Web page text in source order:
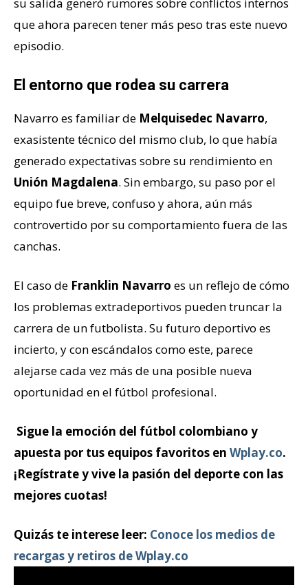
su salida generó rumores sobre conflictos internos
que ahora parecen tener más peso tras este nuevo
episodio.
El entorno que rodea su carrera
Navarro es familiar de Melquisedec Navarro,
exasistente técnico del mismo club, lo que había
generado expectativas sobre su rendimiento en
Unión Magdalena. Sin embargo, su paso por el
equipo fue breve, confuso y ahora, aún más
controvertido por su comportamiento fuera de las
canchas.
El caso de Franklin Navarro es un reflejo de cómo
los problemas extradeportivos pueden truncar la
carrera de un futbolista. Su futuro deportivo es
incierto, y con escándalos como este, parece
alejarse cada vez más de una posible nueva
oportunidad en el fútbol profesional.
Sigue la emoción del fútbol colombiano y
apuesta por tus equipos favoritos en Wplay.co.
¡Regístrate y vive la pasión del deporte con las
mejores cuotas!
Quizás te interese leer: Conoce los medios de
recargas y retiros de Wplay.co